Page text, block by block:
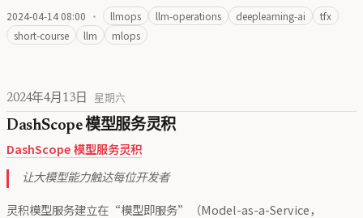
2024-04-14 08:00 · llmops llm-operations deeplearning-ai
tfx
short-course
llm mlops
2024年4月13日 星期六
DashScope 模型服务灵积
DashScope 模型服务灵积
让大模型能力触达每位开发者
灵积模型服务建立在“模型即服务”（Model-as-a-Service，